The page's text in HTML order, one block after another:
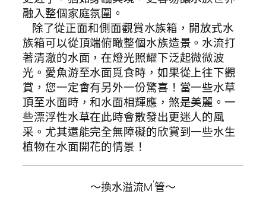
融入整個家庭氛圍。
除了從正面和側面觀賞水族箱，開放式水
族箱可以從頂端俯瞰整個水族造景。水流打
著清澈的水面，在燈光照耀下泛起微微波
光。愛魚游至水面覓食時，如果從上往下觀
賞，您一定會有另外一份驚喜！當一些水草
頂至水面時，和水面相輝應，煞是美麗。一
些漂浮性水草在此時會散發出更迷人的風
采。尤其還能完全無障礙的欣賞到一些水生
植物在水面開花的情景！
～換水溢流M’管～